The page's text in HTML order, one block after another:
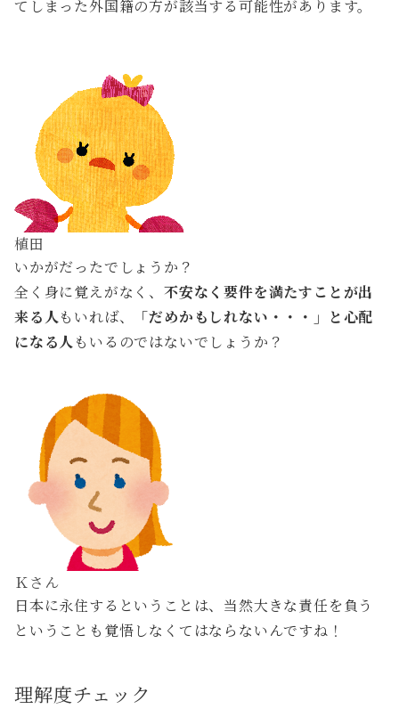
てしまった外国籍の方が該当する可能性があります。
植田
いかがだったでしょうか？
全く身に覚えがなく、 不安なく要件を満たすことが出
来る人もいれば、
「だめかもしれない・・・」と心配
になる人もいるのではないでしょうか？
Ｋさん
日本に永住するということは、当然大きな責任を負う
ということも覚悟しなくてはならないんですね！
理解度チェック